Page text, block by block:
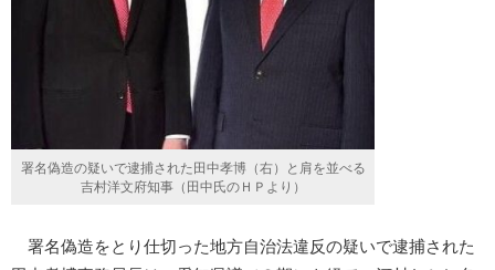
署名偽造の疑いで逮捕された田中孝博（右）と肩を並べる
吉村洋文府知事（田中氏のＨＰより）
署名偽造をとり仕切った地方自治法違反の疑いで逮捕された